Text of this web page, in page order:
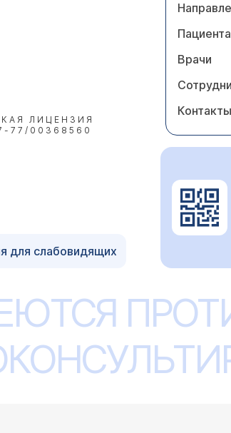
ЛИЦЕНЗИЯ
77/00368560
Врачи
Контакты
для слабовидящих